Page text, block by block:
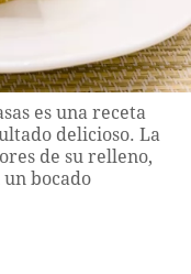
es una receta
delicioso. La
de su relleno,
bocado